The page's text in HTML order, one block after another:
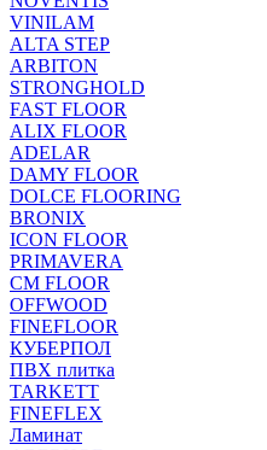
VINILAM
ALTA STEP
ARBITON
STRONGHOLD
FAST FLOOR
ALIX FLOOR
ADELAR
DAMY FLOOR
DOLCE FLOORING
BRONIX
ICON FLOOR
PRIMAVERA
CM FLOOR
OFFWOOD
FINEFLOOR
КУБЕРПОЛ
ПВХ плитка
TARKETT
FINEFLEX
Ламинат